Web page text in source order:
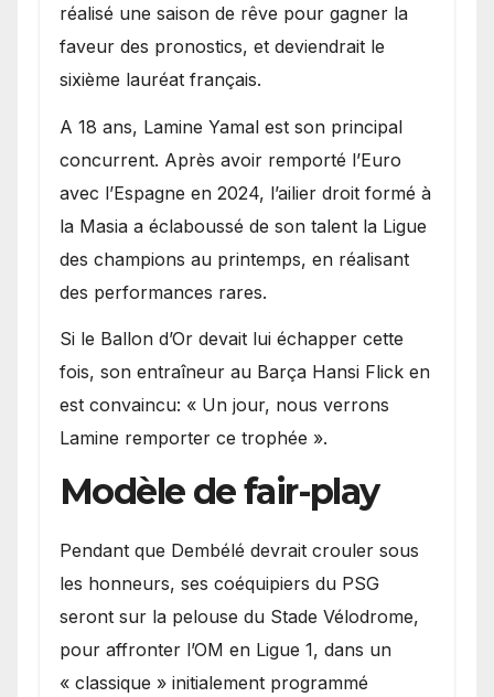
réalisé une saison de rêve pour gagner la
faveur des pronostics, et deviendrait le
sixième lauréat français.
A 18 ans, Lamine Yamal est son principal
concurrent. Après avoir remporté l’Euro
avec l’Espagne en 2024, l’ailier droit formé à
la Masia a éclaboussé de son talent la Ligue
des champions au printemps, en réalisant
des performances rares.
Si le Ballon d’Or devait lui échapper cette
fois, son entraîneur au Barça Hansi Flick en
est convaincu: « Un jour, nous verrons
Lamine remporter ce trophée ».
Modèle de fair-play
Pendant que Dembélé devrait crouler sous
les honneurs, ses coéquipiers du PSG
seront sur la pelouse du Stade Vélodrome,
pour affronter l’OM en Ligue 1, dans un
« classique » initialement programmé